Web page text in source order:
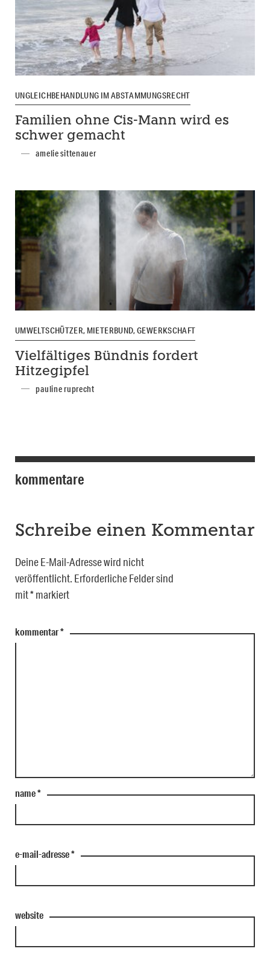
UNGLEICHBEHANDLUNG IM ABSTAMMUNGSRECHT
Familien ohne Cis-Mann wird es
schwer gemacht
amelie sittenauer
UMWELTSCHÜTZER, MIETERBUND, GEWERKSCHAFT
Vielfältiges Bündnis fordert
Hitzegipfel
pauline ruprecht
kommentare
Schreibe einen Kommentar
Deine E-Mail-Adresse wird nicht
veröffentlicht. Erforderliche Felder sind
mit*markiert
kommentar*
name*
e-mail-adresse*
website